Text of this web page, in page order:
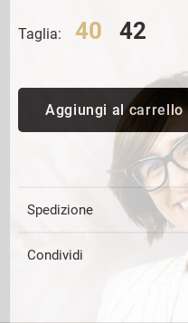
Taglia: 40 42
Aggiungi al carrello
Spedizione
Condividi